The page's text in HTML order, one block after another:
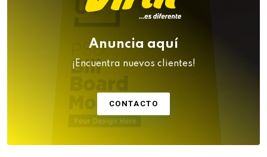
Anuncia aquí
¡Encuentra nuevos clientes!
CONTACTO